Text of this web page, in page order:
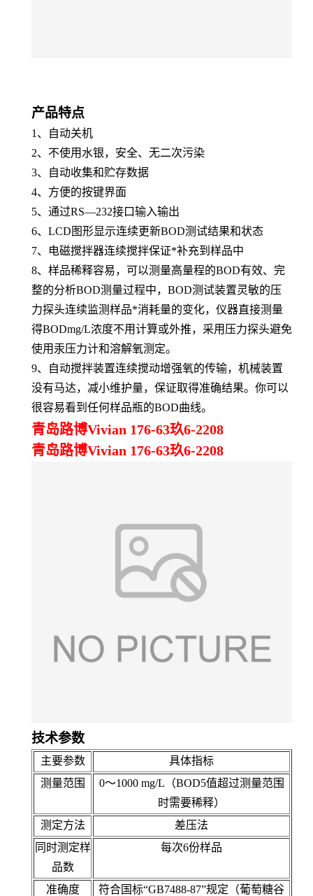
产品特点
1、自动关机
2、 不使用水银，安全、无二次污染
3、自动收集和贮存数据
4、方便的按键界面
5、通过RS—232接口输入输出
6、LCD图形显示连续更新BOD测试结果和状态
7、电磁搅拌器连续搅拌保证*补充到样品中
8、样品稀释容易，可以测量高量程的BOD有效、完
整的分析BOD测量过程中，BOD测试装置灵敏的压
力探头连续监测样品*消耗量的变化，仪器直接测量
得BODmg/L浓度不用计算或外推，采用压力探头避免
使用汞压力计和溶解氧测定。
9、自动搅拌装置连续搅动增强氧的传输，机械装置
没有马达，减小维护量，保证取得准确结果。你可以
很容易看到任何样品瓶的BOD曲线。
青岛路博Vivian 176-63玖6-2208
青岛路博Vivian 176-63玖6-2208
技术参数
主要参数
具体指标
测量范围
0～1000 mg/L （BOD5值超过测量范围
时需要稀释）
测定方法
差压法
同时测定样
品数
每次6份样品
准确度 符合国标“GB7488-87”规定（葡萄糖谷